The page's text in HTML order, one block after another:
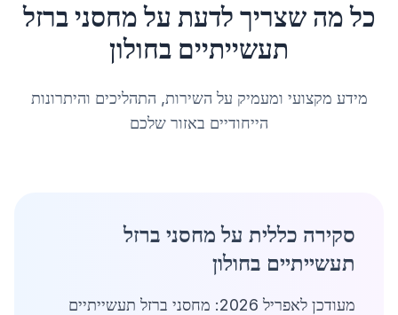
כל מה שצריך לדעת עלמחסני ברזל
תעשייתיים בחולון
מידע מקצועי ומעמיק על השירות, התהליכים והיתרונות
הייחודיים באזור שלכם
סקירה כללית על מחסני ברזל
תעשייתיים בחולון
מעודכן לאפריל 2026: מחסני ברזל תעשייתיים